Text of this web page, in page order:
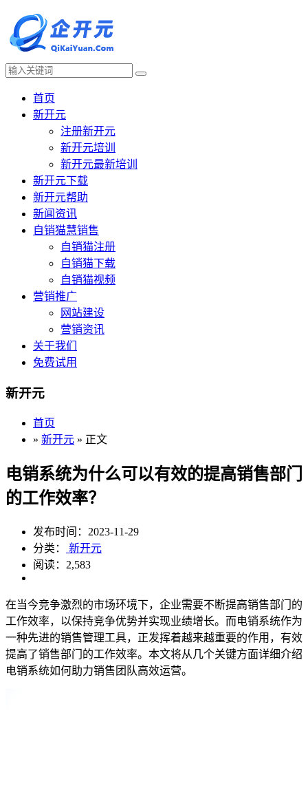
首页
新开元
注册新开元
新开元培训
新开元最新培训
新开元下载
新开元帮助
新闻资讯
自销猫慧销售
自销猫注册
自销猫下载
自销猫视频
营销推广
网站建设
营销资讯
关于我们
免费试用
新开元
首页
» 新开元 » 正文
电销系统为什么可以有效的提高销售部门
的工作效率？
发布时间：2023-11-29
分类：
新开元
阅读：2,583
在当今竞争激烈的市场环境下，企业需要不断提高销售部门的
工作效率，以保持竞争优势并实现业绩增长。而电销系统作为
一种先进的销售管理工具，正发挥着越来越重要的作用，有效
提高了销售部门的工作效率。本文将从几个关键方面详细介绍
电销系统如何助力销售团队高效运营。